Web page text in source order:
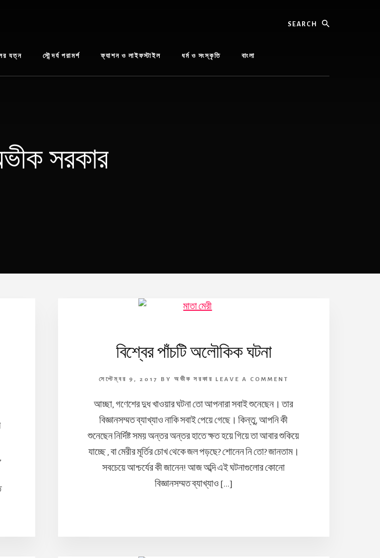
যত্ন সৌন্দর্য পরামর্শ ফ্যাশন ও লাইফস্টাইল ধর্ম ও সংস্কৃতি বাংলা
সরকার
বিশ্বের পাঁচটি অলৌকিক ঘটনা
সেপ্টেম্বর 9, 2017 BY অভীক সরকার LEAVE A COMMENT
আচ্ছা, গণেশের দুধ খাওয়ার ঘটনা তো আপনারা সবাই শুনেছেন। তার
বিজ্ঞানসম্মত ব্যাখ্যাও নাকি সবাই পেয়ে গেছে। কিন্তু, আপনি কী
শুনেছেন নির্দিষ্ট সময় অন্তর অন্তর হাতে ক্ষত হয়ে গিয়ে তা আবার শুকিয়ে
যাচ্ছে , বা মেরীর মূর্তির চোখ থেকে জল পড়ছে? শোনেন নি তো? জানতাম।
সবচেয়ে আশ্চর্যের কী জানেন! আজ অব্দি এই ঘটনাগুলোর কোনো
বিজ্ঞানসম্মত ব্যাখ্যাও […]